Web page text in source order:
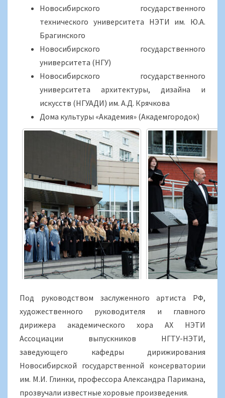
Новосибирского государственного
технического университета НЭТИ им. Ю.А.
Брагинского
Новосибирского государственного
университета (НГУ)
Новосибирского государственного
университета архитектуры, дизайна и
искусств (НГУАДИ) им. А.Д. Крячкова
Дома культуры «Академия» (Академгородок)
Под руководством заслуженного артиста РФ,
художественного руководителя и главного
дирижера академического хора АХ НЭТИ
Ассоциации выпускников НГТУ-НЭТИ,
заведующего кафедры дирижирования
Новосибирской государственной консерватории
им. М.И. Глинки, профессора Александра Паримана,
прозвучали известные хоровые произведения.